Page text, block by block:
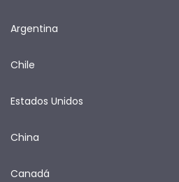
Argentina
Chile
Estados Unidos
China
Canadá